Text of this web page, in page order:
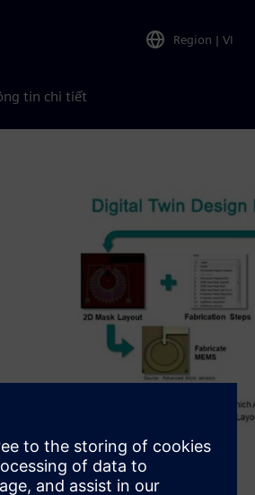
Region | VI
tin chi tiết